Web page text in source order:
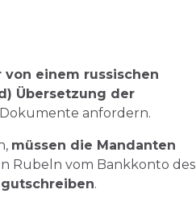
einem russischen
Übersetzung der
anfordern.
müssen die Mandanten
Rubeln vom Bankkonto des
gutschreiben.